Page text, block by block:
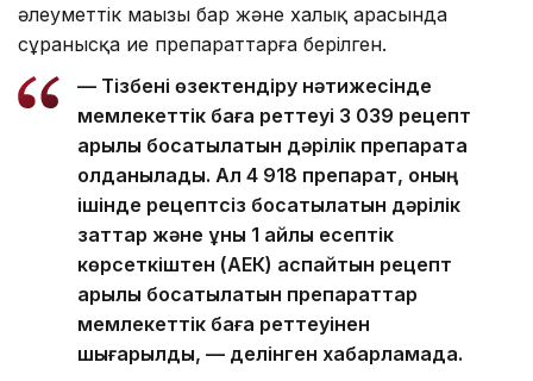
әлеуметтік маңызы бар және халық арасында
сұранысқа ие препараттарға берілген.
— Тізбені өзектендіру нәтижесінде
мемлекеттік баға реттеуі 3 039 рецепт
арқылы босатылатын дәрілік препаратқа
қолданылады. Ал 4 918 препарат, оның
ішінде рецептсіз босатылатын дәрілік
заттар және құны 1 айлық есептік
көрсеткіштен (АЕК) аспайтын рецепт
арқылы босатылатын препараттар
мемлекеттік баға реттеуінен
шығарылды, — делінген хабарламада.